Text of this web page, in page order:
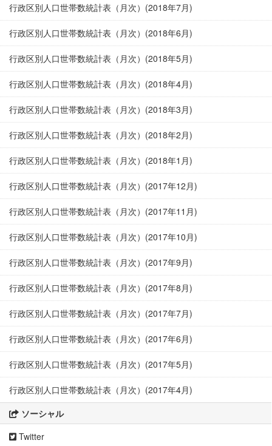
行政区別人口世帯数統計表（月次）(2018年7月)
行政区別人口世帯数統計表（月次）(2018年6月)
行政区別人口世帯数統計表（月次）(2018年5月)
行政区別人口世帯数統計表（月次）(2018年4月)
行政区別人口世帯数統計表（月次）(2018年3月)
行政区別人口世帯数統計表（月次）(2018年2月)
行政区別人口世帯数統計表（月次）(2018年1月)
行政区別人口世帯数統計表（月次）(2017年12月)
行政区別人口世帯数統計表（月次）(2017年11月)
行政区別人口世帯数統計表（月次）(2017年10月)
行政区別人口世帯数統計表（月次）(2017年9月)
行政区別人口世帯数統計表（月次）(2017年8月)
行政区別人口世帯数統計表（月次）(2017年7月)
行政区別人口世帯数統計表（月次）(2017年6月)
行政区別人口世帯数統計表（月次）(2017年5月)
行政区別人口世帯数統計表（月次）(2017年4月)
ソーシャル
Twitter